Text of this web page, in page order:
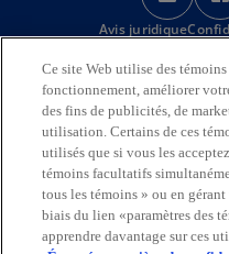
’
o
v
r
e
d
a
n
s
Avis juridique
Nous reconnaissons en toute
sur l’Île de la Tortue
territoires traditionnels, visés
Nations, des Inuits et des Métis.
© 2026 KPMG s.r.l./
l’Ontario et cabinet membre de
cabinets indépendants affiliés
de droit anglais à
Ce site Web utilise des
fonctionnement, améliorer
des fins de publicités, de
utilisation. Certains de ces
utilisés que si vous les
témoins facultatifs
tous les témoins » ou en
biais du lien «paramètres des
apprendre davantage sur ces